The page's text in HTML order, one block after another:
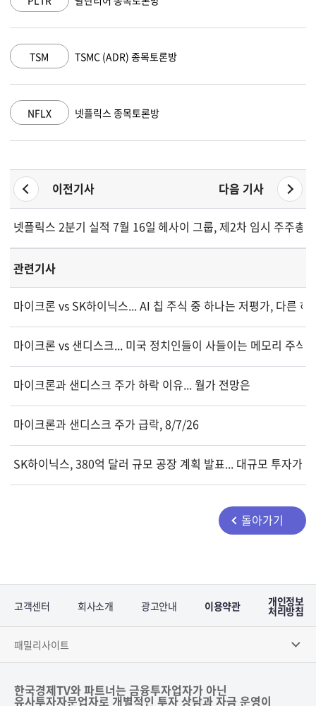
AMZN 아마존 닷컴 종목토론방
GOOGL 알파벳 A 종목토론방
이전기사 다음 기사
넷플릭스 2분기 실적 7월 16일 발표... 번스타인, 목표주가 9%
헤사이 그룹, 제2차 임시 주주총
관련기사
마이크론 vs SK하이닉스... AI 칩 주식 중 하나는 저평가, 다른 하
마이크론 vs 샌디스크... 미국 정치인들이 사들이는 메모리 주식
마이크론과 샌디스크 주가 하락 이유... 월가 전망은
마이크론과 샌디스크 주가 급락, 8/7/26
SK하이닉스, 380억 달러 규모 공장 계획 발표... 대규모 투자가
돌아가기
고객센터 회사소개 광고안내 이용약관 개인정보
처리방침
패밀리사이트
한국경제TV와 파트너는 금융투자업자가 아닌
유사투자자문업자로 개별적인 투자 상담과 자금 운영이